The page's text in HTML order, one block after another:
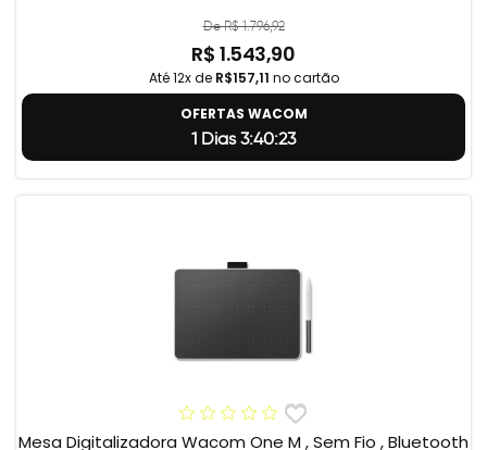
De R$ 1.796,92
R$ 1.543,90
Até 12x de R$157,11 no cartão
OFERTAS WACOM
1 Dias 3:40:23
Mesa Digitalizadora Wacom One M , Sem Fio , Bluetooth